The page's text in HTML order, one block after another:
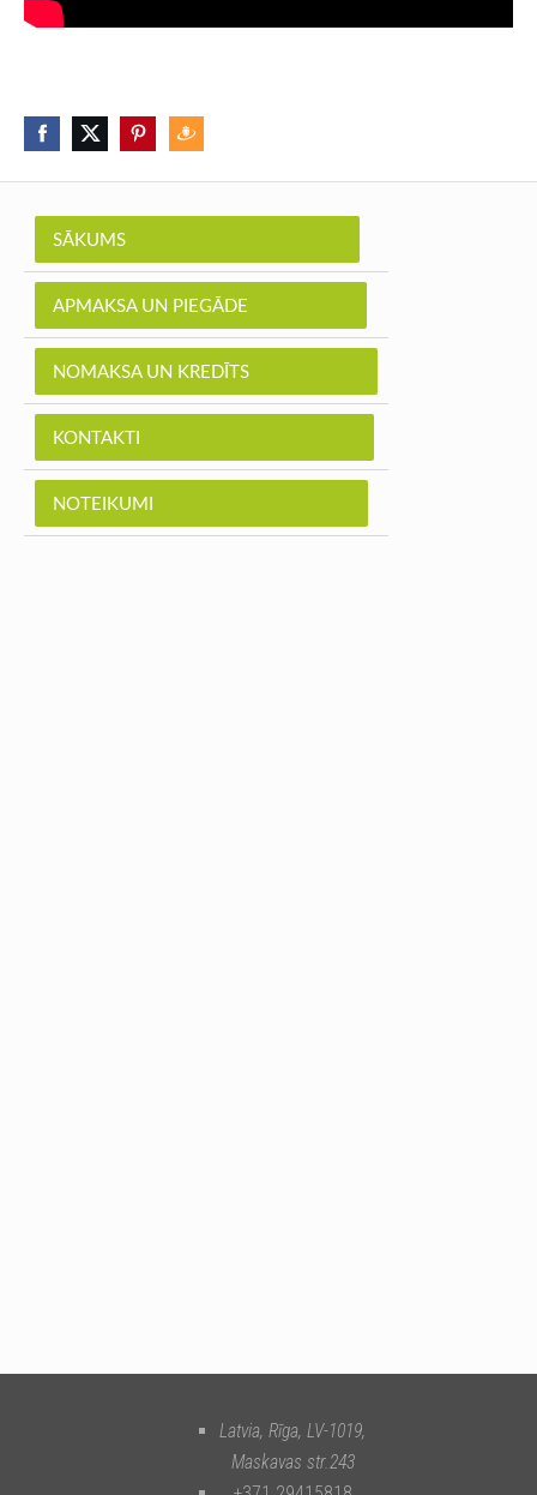
SĀKUMS
APMAKSA UN PIEGĀDE
NOMAKSA UN KREDĪTS
KONTAKTI
NOTEIKUMI
Latvia, Rīga, LV-1019,
Maskavas str.243